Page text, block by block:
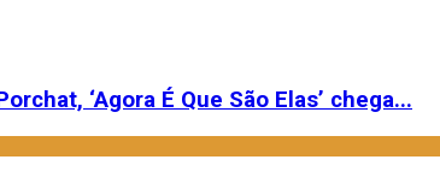
‘Agora É Que São Elas’ chega...